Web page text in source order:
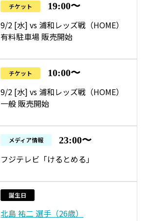
チケット 19:00〜
9/2 [水] vs 浦和レッズ戦（HOME）
有料駐車場 販売開始
チケット 10:00〜
9/2 [水] vs 浦和レッズ戦（HOME）
一般 販売開始
メディア情報 23:00〜
フジテレビ「けるとめる」
誕生日
北島 祐二 選手（26歳）